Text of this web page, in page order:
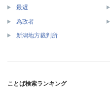
最遅
為政者
新潟地方裁判所
ことば検索ランキング